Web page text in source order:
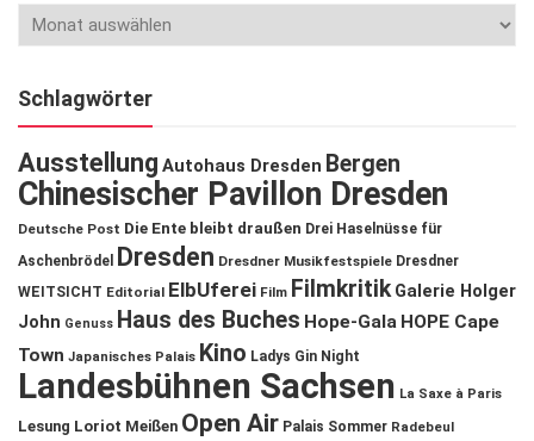
Schlagwörter
Ausstellung Autohaus Dresden Bergen
Chinesischer Pavillon Dresden
Deutsche Post Die Ente bleibt draußen Drei Haselnüsse für
Aschenbrödel
Dresden Dresdner Musikfestspiele Dresdner
WEITSICHT Editorial ElbUferei Film Filmkritik Galerie Holger
John Genuss Haus des Buches Hope-Gala HOPE Cape
Town Japanisches Palais Kino Ladys Gin Night
Landesbühnen Sachsen La Saxe à Paris
Lesung Loriot Meißen Open Air Palais Sommer Radebeul